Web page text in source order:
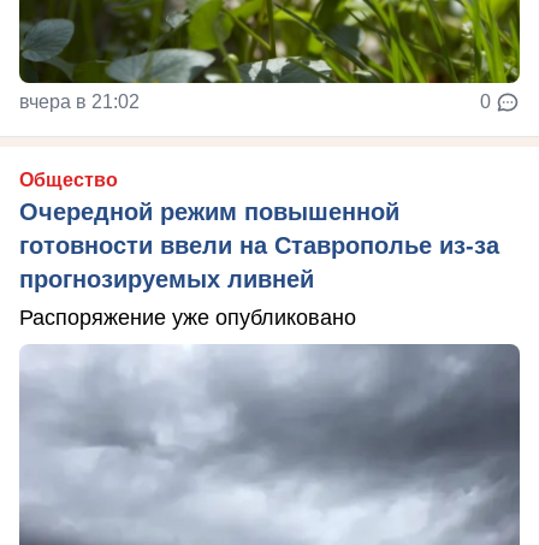
вчера в 21:02 0
Общество
Очередной режим повышенной
готовности ввели на Ставрополье из-за
прогнозируемых ливней
Распоряжение уже опубликовано